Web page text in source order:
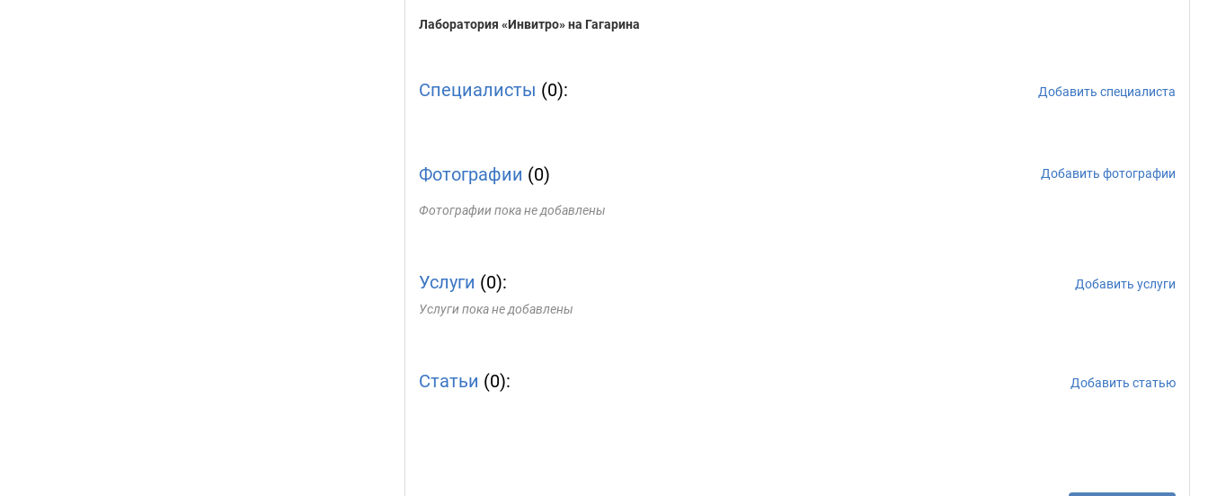
Лаборатория «Инвитро» на Гагарина
Специалисты (0): Добавить специалиста
Фотографии (0) Добавить фотографии
Фотографии пока не добавлены
Услуги (0):
Добавить услуги
Услуги пока не добавлены
Статьи (0): Добавить статью